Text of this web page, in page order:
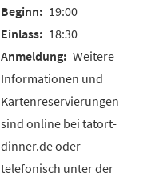
19:00
18:30
Weitere
Informationen und
Kartenreservierungen
sind online bei tatort-
dinner.de oder
telefonisch unter der